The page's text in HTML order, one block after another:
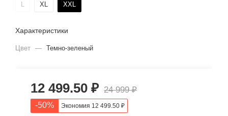
L
XL XXL
Характеристики
Цвет — Темно-зеленый
12 499.50 ₽ 24 999₽
-50% Экономия 12 499.50 ₽